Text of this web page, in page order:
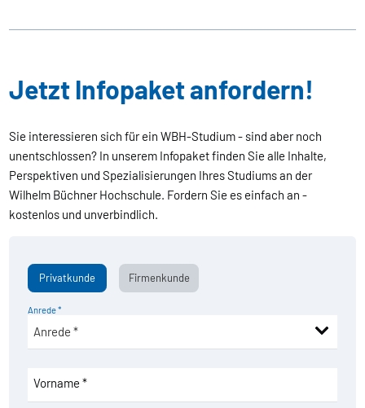
Jetzt Infopaket anfordern!
Sie interessieren sich für ein WBH-Studium - sind aber noch
unentschlossen? In unserem Infopaket finden Sie alle Inhalte,
Perspektiven und Spezialisierungen Ihres Studiums an der
Wilhelm Büchner Hochschule. Fordern Sie es einfach an -
kostenlos und unverbindlich.
Privatkunde Firmenkunde
Anrede *
Vorname *